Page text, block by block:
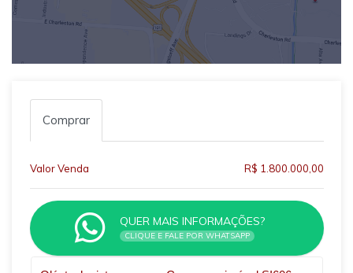
Comprar
Valor Venda R$ 1.800.000,00
QUER MAIS INFORMAÇÕES?
CLIQUE E FALE POR WHATSAPP